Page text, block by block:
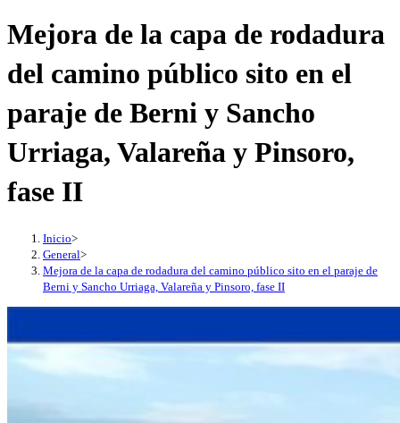
esta
Mejora de la capa de rodadura
del camino público sito en el
paraje de Berni y Sancho
Urriaga, Valareña y Pinsoro,
fase II
Inicio>
General>
Mejora de la capa de rodadura del camino público sito en el paraje de
Berni y Sancho Urriaga, Valareña y Pinsoro, fase II